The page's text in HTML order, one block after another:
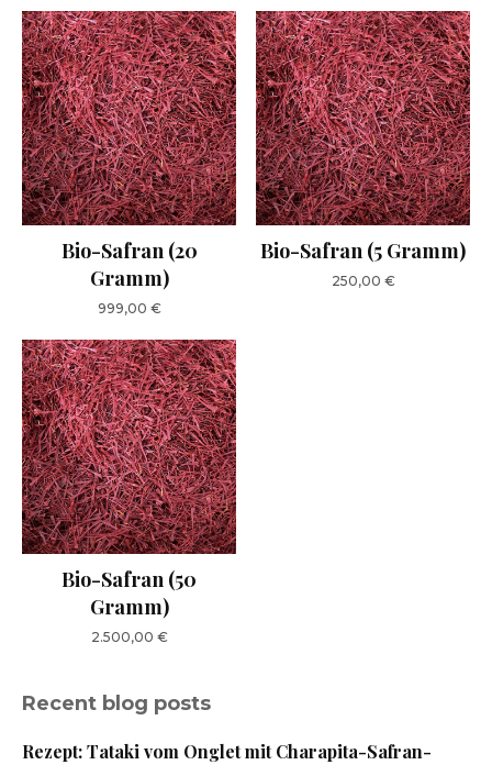
Bio-Safran (20
Gramm)
999,00 €
Bio-Safran (5 Gramm)
250,00 €
Bio-Safran (50
Gramm)
2.500,00 €
Recent blog posts
Rezept: Tataki vom Onglet mit Charapita-Safran-